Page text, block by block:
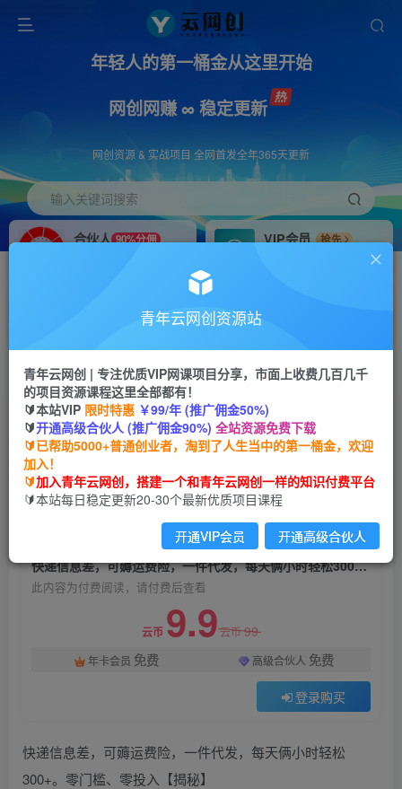
年轻人的第一桶金从这里开始
网创网赚 ∞ 稳定更新
网创资源 & 实战项目 全网首发全年365天更新
输入关键词搜索
合伙人 90%分佣
VIP会员
抢先
搭建同款网站，自己当老板
首页 创业课程 会员免费 正文
快递信息差，可薅运费险，一件代发，每天俩小时
轻松300+。零门槛、零投入【揭秘】
青年云网创
2年前发布
关注 私信
快递信息差，可薅运费险，一件代发，每天俩小时轻松300+。零门槛、零投入【揭秘】
此内容为付费阅读，请付费后查看
云币 9.9云币99
年卡会员 免费 高级合伙人 免费
登录购买
快递信息差，可薅运费险，一件代发，每天俩小时轻松
300+。零门槛、零投入【揭秘】
青年云网创资源站
青年云网创 | 专注优质VIP网课项目分享，市面上收费几百几千
的项目资源课程这里全部都有！
🔰本站VIP 限时特惠 ￥99/年 (推广佣金50%)
🔰开通高级合伙人 (推广佣金90%) 全站资源免费下载
🔰已帮助5000+普通创业者，淘到了人生当中的第一桶金，欢迎
加入！
🔰加入青年云网创，搭建一个和青年云网创一样的知识付费平台
🔰本站每日稳定更新20-30个最新优质项目课程
开通VIP会员 开通高级合伙人